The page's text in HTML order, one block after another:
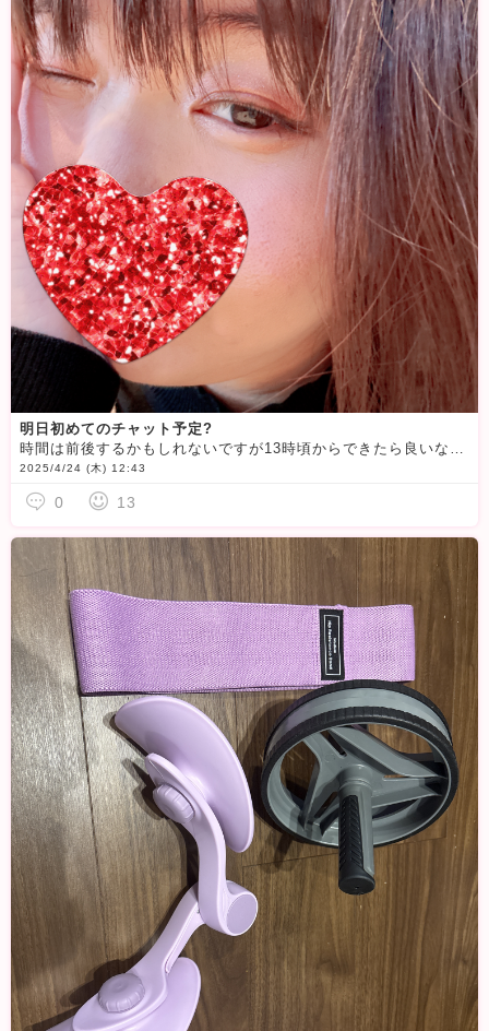
明日初めてのチャット予定?
時間は前後するかもしれないですが13時頃からできたら良いなって考えています
2025/4/24 (木) 12:43
0 13